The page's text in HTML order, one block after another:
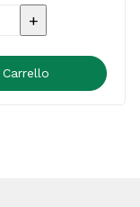
Carrello